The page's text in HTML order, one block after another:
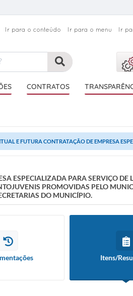
Ir para o conteúdo Ir para o menu Ir
CONTRATOS
E FUTURA CONTRATAÇÃO DE EMPRESA
ESPECIALIZADA PARA SERVIÇO DE
PROMOVIDAS PELO
DO MUNICÍPIO.
Itens/